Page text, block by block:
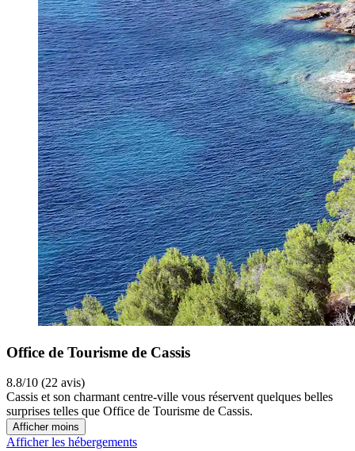
Office de Tourisme de Cassis
8.8/10 (22 avis)
Cassis et son charmant centre-ville vous réservent quelques belles
surprises telles que Office de Tourisme de Cassis.
Afficher moins
Afficher les hébergements